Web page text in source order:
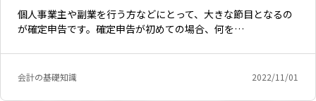
個人事業主や副業を行う方などにとって、大きな節目となるの
が確定申告です。確定申告が初めての場合、何を…
会計の基礎知識 2022/11/01